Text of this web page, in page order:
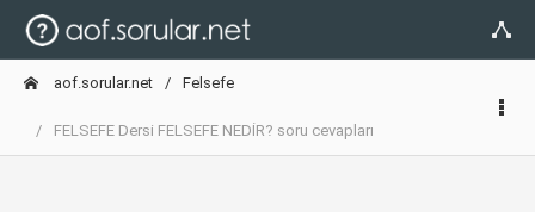
aof.sorular.net Felsefe
FELSEFE Dersi FELSEFE NEDİR? soru cevapları